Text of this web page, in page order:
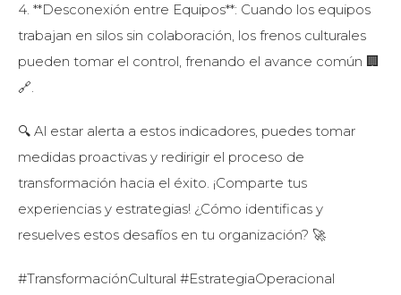
4. **Desconexión entre Equipos**: Cuando los equipos
trabajan en silos sin colaboración, los frenos culturales
pueden tomar el control, frenando el avance común 🏢
🔗.
🔍 Al estar alerta a estos indicadores, puedes tomar
medidas proactivas y redirigir el proceso de
transformación hacia el éxito. ¡Comparte tus
experiencias y estrategias! ¿Cómo identificas y
resuelves estos desafíos en tu organización? 🚀
#TransformaciónCultural #EstrategiaOperacional